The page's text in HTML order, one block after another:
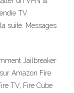
TV
suite. Messages
Jailbreaker
Amazon Fire
TV, Fire Cube